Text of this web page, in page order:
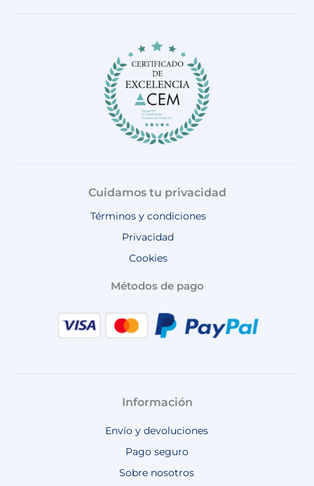
a
m
Cuidamos tu privacidad
Términos y condiciones
Privacidad
Cookies
Métodos de pago
Información
Envío y devoluciones
Pago seguro
Sobre nosotros